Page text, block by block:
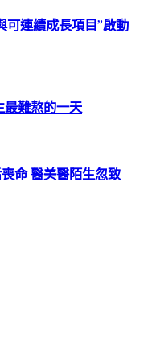
可連續成長項目”啟動
最難熬的一天
命 醫美醫陌生忽致